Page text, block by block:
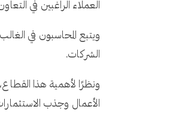
العملاء الراغبين في
الشركات.
ونظرًا لأهمية هذا
الأعمال وجذب